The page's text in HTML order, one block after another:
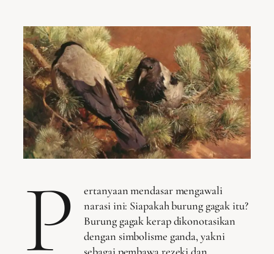
P
ertanyaan mendasar mengawali
narasi ini: Siapakah burung gagak itu?
Burung gagak kerap dikonotasikan
dengan simbolisme ganda, yakni